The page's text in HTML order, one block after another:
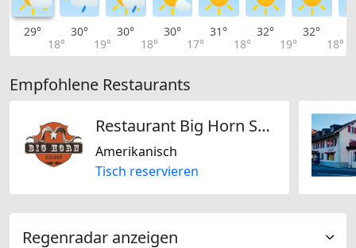
29°
18°
30°
19°
30°
18°
30°
17°
31°
18°
32°
19°
32°
18°
Empfohlene Restaurants
Restaurant Big Horn Saloon
Amerikanisch
Tisch reservieren
Regenradar anzeigen